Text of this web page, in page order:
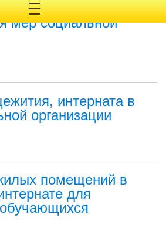
предоставления
мер социальной
интерната в
организации
помещений в
для